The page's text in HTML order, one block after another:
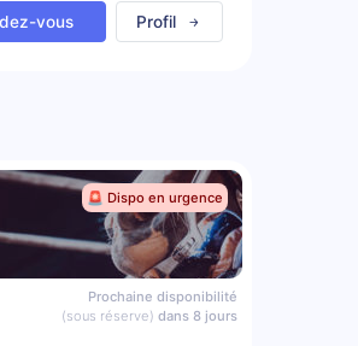
vous Profil
🚨 Dispo en urgence
Prochaine disponibilité
(sous réserve) dans 8 jours